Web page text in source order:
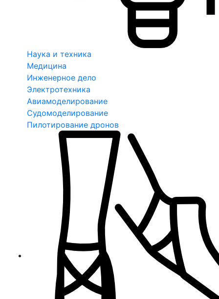
Наука и техника
Медицина
Инженерное дело
Электротехника
Авиамоделирование
Судомоделирование
Пилотирование дронов